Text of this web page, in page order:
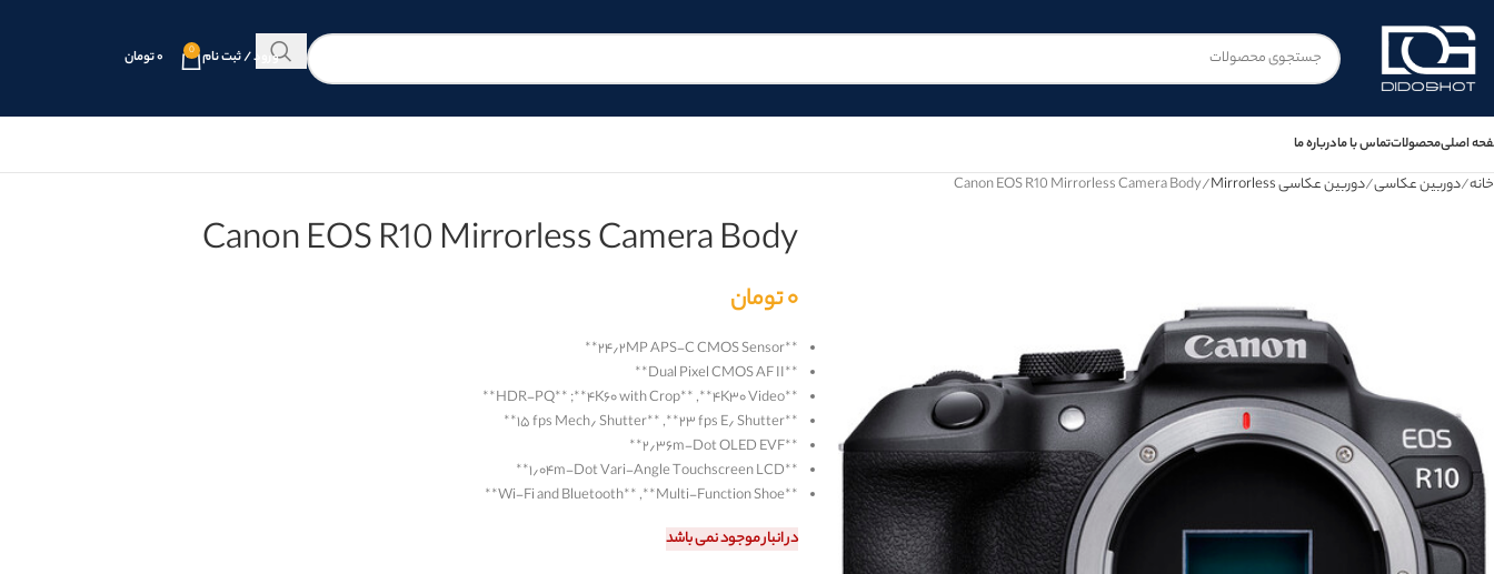
ورود / ثبت نام 0 ۰تومان
اصلیمحصولاتتماس با مادرباره ما
خانه دوربین عکاسی دوربین عکاسی Mirrorless Canon EOS R10 Mirrorless Camera Body
Canon EOS R10 Mirrorless Camera Body
۰تومان
**۲۴٫۲MP APS-C CMOS Sensor
**
**
Dual Pixel CMOS AF II
**
**۴K۳۰ Video**, **۴K۶۰ with Crop**; **
HDR-PQ
**
**۲۳ fps E٫ Shutter **, **۱۵ fps Mech٫ Shutter
**
**۲٫۳۶m-Dot OLED EVF **
**۱٫۰۴m-Dot Vari-Angle Touchscreen LCD **
**
Multi-Function Shoe
**, **
Wi-Fi and Bluetooth
**
در انبار موجود نمی باشد